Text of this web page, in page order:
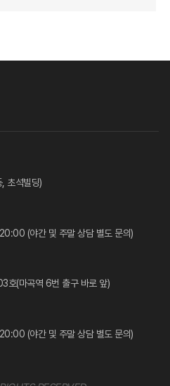
초석빌딩)
(야간 및 주말 상담 별도 문의)
호(마곡역 6번 출구 바로 앞)
(야간 및 주말 상담 별도 문의)